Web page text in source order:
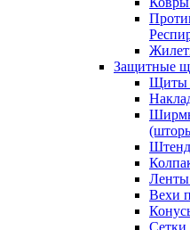
Защитные
Щиты
Ленты
Вехи
Сетки